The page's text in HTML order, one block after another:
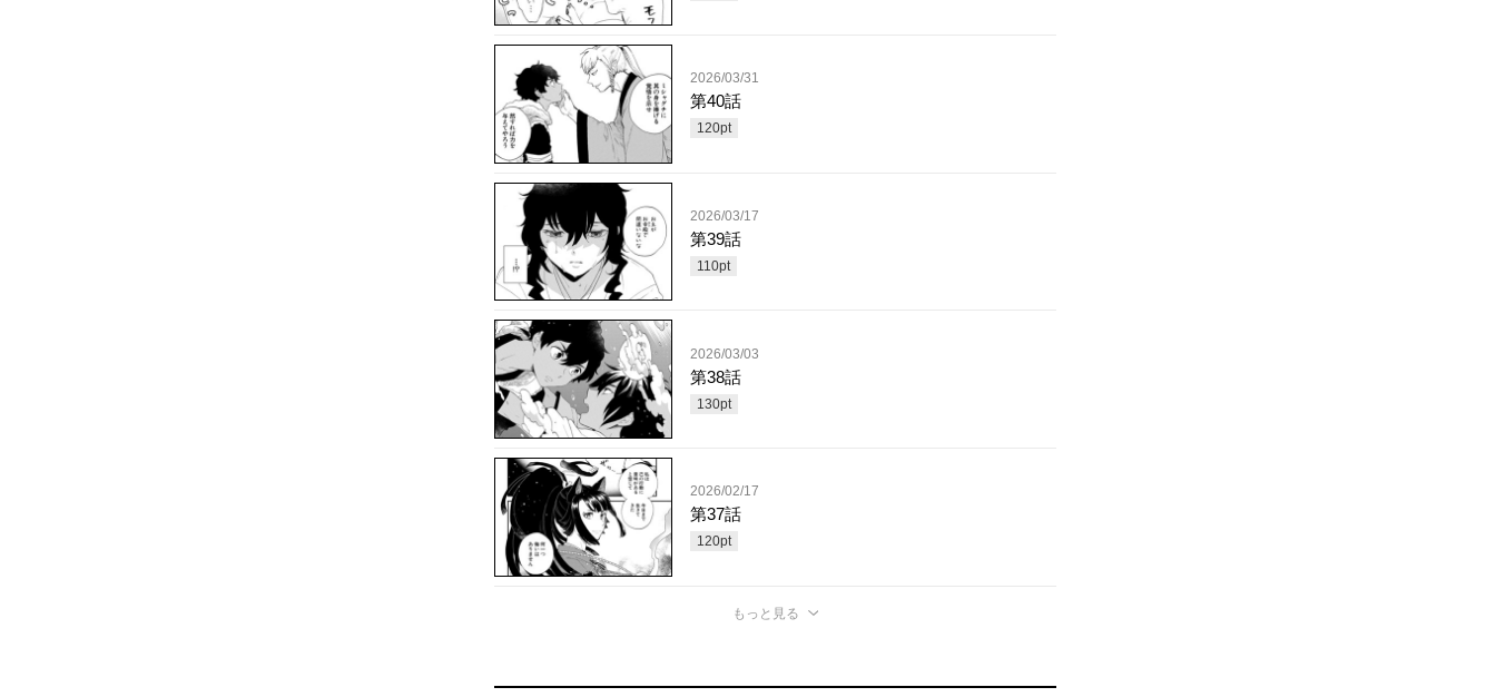
2026/03/31
第40話
120pt
2026/03/17
第39話
110pt
2026/03/03
第38話
130pt
2026/02/17
第37話
120pt
もっと見る